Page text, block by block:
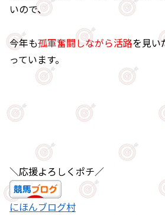
いので、
今年も孤軍奮闘しながら活路を見い
っています。
＼応援よろしくポチ／
にほんブログ村